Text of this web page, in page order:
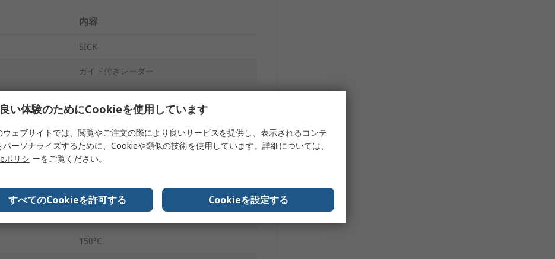
内容
SICK
ガイド付きレーダー
ステンレス鋼
-20°C
プ
150°C
い体験のためにCookieを使用しています
ウェブサイトでは、閲覧やご注文の際により良いサービスを提供し、表示されるコンテ
パーソナライズするために、Cookieや類似の技術を使用しています。詳細については、
ポリシ ーをご覧ください。
すべてのCookieを許可する Cookieを設定する